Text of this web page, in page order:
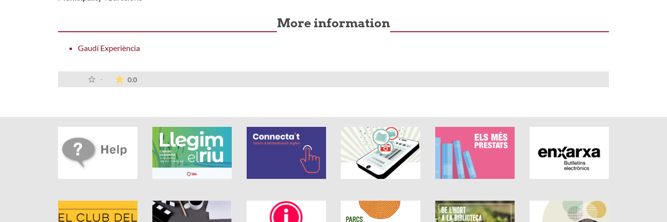
More information
Gaudí Experiència
- 0.0The average rating is 0 stars out of 5.